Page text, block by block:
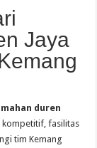
Jaya
duren
kompetitif, fasilitas
tim Kemang